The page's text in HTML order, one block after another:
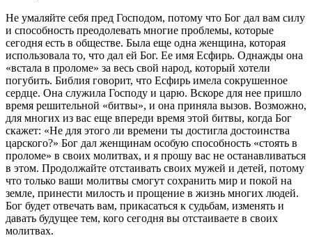
Не умаляйте себя пред Господом, потому что Бог дал вам силу
и способность преодолевать многие проблемы, которые
сегодня есть в обществе. Была еще одна женщина, которая
использовала то, что дал ей Бог. Ее имя Есфирь. Однажды она
«встала в проломе» за весь свой народ, который хотели
погубить. Библия говорит, что Есфирь имела сокрушенное
сердце. Она служила Господу и царю. Вскоре для нее пришло
время решительной «битвы», и она приняла вызов. Возможно,
для многих из вас еще впереди время этой битвы, когда Бог
скажет: «Не для этого ли времени ты достигла достоинства
царского?» Бог дал женщинам особую способность «стоять в
проломе» в своих молитвах, и я прошу вас не останавливаться
в этом. Продолжайте отстаивать своих мужей и детей, потому
что только ваши молитвы смогут сохранить мир и покой на
земле, принести милость и прощение в жизнь многих людей.
Бог будет отвечать вам, прикасаться к судьбам, изменять и
давать будущее тем, кого сегодня вы отстаиваете в своих
молитвах.